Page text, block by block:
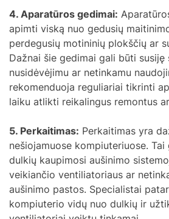
4. Aparatūros gedimai:
apimti viską nuo gedusių
perdegusių motininių plokščių ar
Dažnai šie gedimai gali būti susiję
nusidėvėjimu ar netinkamu
rekomenduoja reguliariai tikrinti
laiku atlikti reikalingus remontus
5. Perkaitimas: Perkaitimas yra
nešiojamuose kompiuteriuose.
dulkių kaupimosi aušinimo
veikiančio ventiliatoriaus ar
aušinimo pastos. Specialistai
kompiuterio vidų nuo dulkių ir